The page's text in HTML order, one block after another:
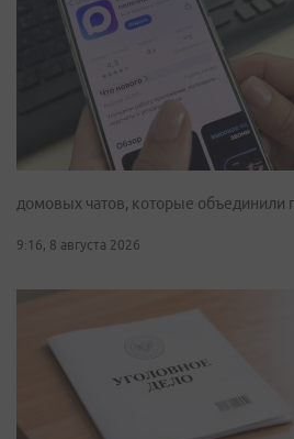
домовых чатов, которые объединили
9:16, 8 августа 2026